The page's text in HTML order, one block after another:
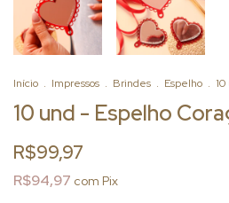
Início . Impressos . Brindes . Espelho .
10 und - Espelho
R$99,97
R$94,97 com Pix